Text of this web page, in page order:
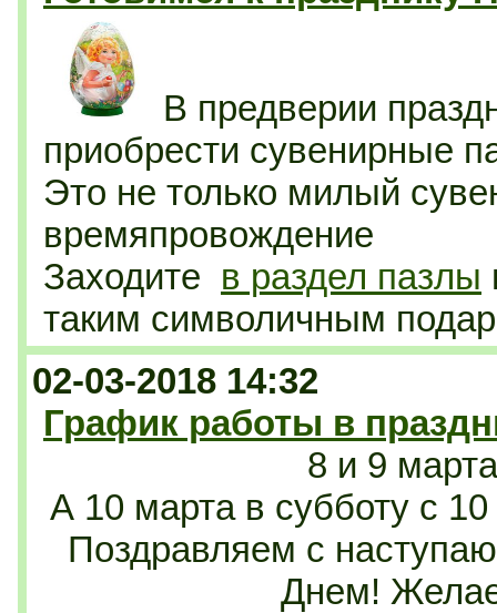
В предверии
приобрести сувенирные
Это не только милый
времяпровождение
Заходите в раздел пазлы
таким символичным
02-03-2018 14:32
График работы в
8 и 9
А 10 марта в субботу с
Поздравляем с
Днем!